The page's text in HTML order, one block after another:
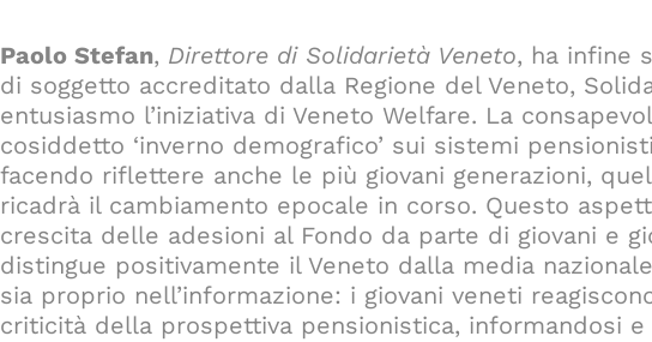
Paolo Stefan, Direttore di Solidarietà Veneto, ha infine
di soggetto accreditato dalla Regione del Veneto,
entusiasmo l’iniziativa di Veneto Welfare. La
cosiddetto ‘inverno demografico’ sui sistemi
facendo riflettere anche le più giovani generazioni,
ricadrà il cambiamento epocale in corso. Questo
crescita delle adesioni al Fondo da parte di giovani e
distingue positivamente il Veneto dalla media
sia proprio nell’informazione: i giovani veneti
criticità della prospettiva pensionistica, informandosi e